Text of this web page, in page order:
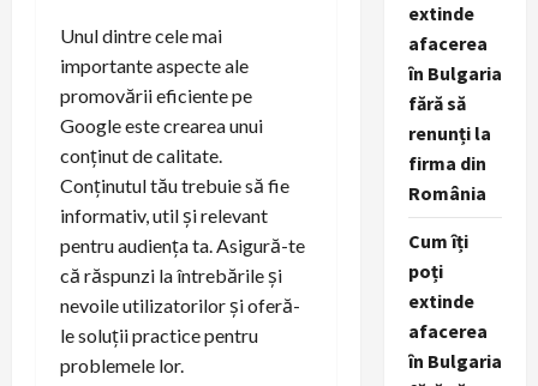
Unul dintre cele mai
importante aspecte ale
promovării eficiente pe
Google este crearea unui
conținut de calitate.
Conținutul tău trebuie să fie
informativ, util și relevant
pentru audiența ta. Asigură-te
că răspunzi la întrebările și
nevoile utilizatorilor și oferă-
le soluții practice pentru
problemele lor.
extinde
afacerea
în Bulgaria
fără să
renunți la
firma din
România
Cum îți
poți
extinde
afacerea
în Bulgaria